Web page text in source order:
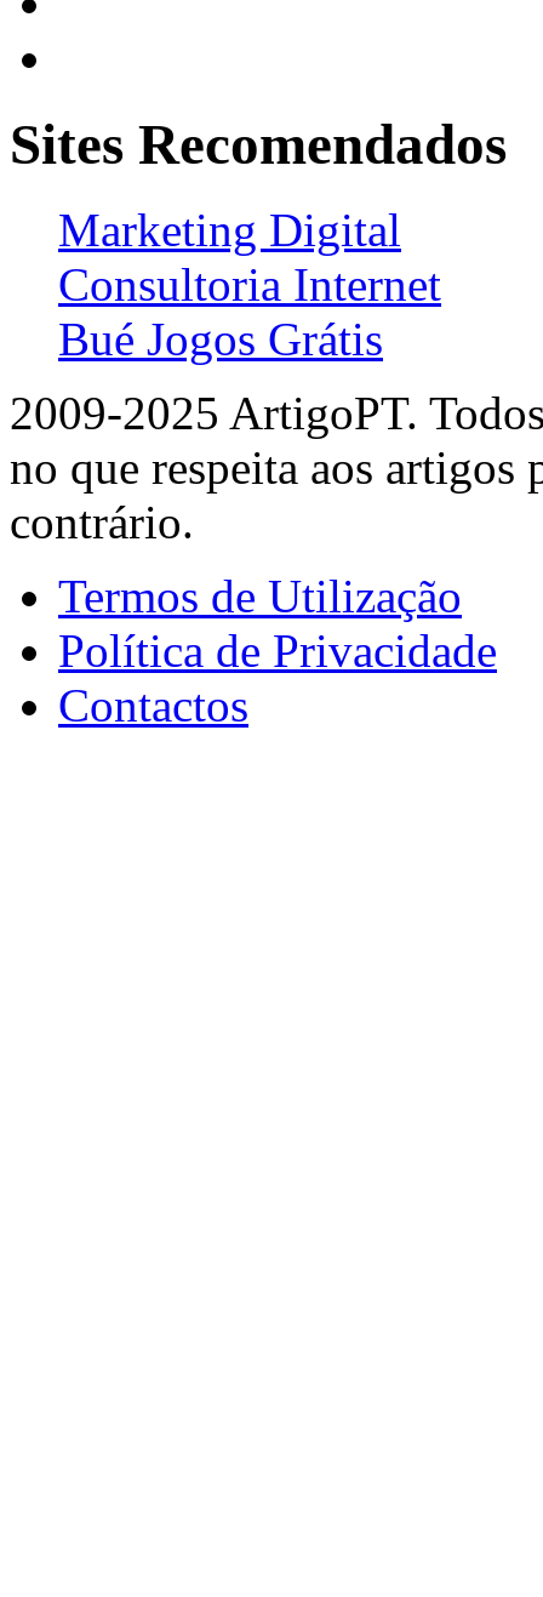
Sites Recomendados
Marketing Digital
Consultoria Internet
Bué Jogos Grátis
2009-2025 ArtigoPT.
no que respeita aos artigos
contrário.
Termos de Utilização
Política de Privacidade
Contactos